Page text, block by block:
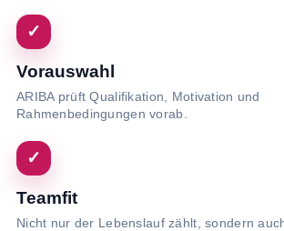
✓
Vorauswahl
ARIBA prüft Qualifikation, Motivation und
Rahmenbedingungen vorab.
✓
Teamfit
Nicht nur der Lebenslauf zählt, sondern